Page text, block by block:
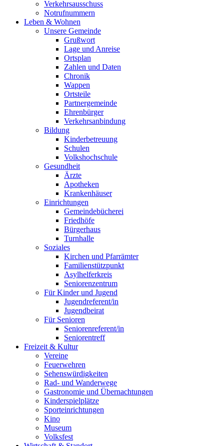
Verkehrsausschuss
Notrufnummern
Leben & Wohnen
Unsere Gemeinde
Grußwort
Lage und Anreise
Ortsplan
Zahlen und Daten
Chronik
Wappen
Ortsteile
Partnergemeinde
Ehrenbürger
Verkehrsanbindung
Bildung
Kinderbetreuung
Schulen
Volkshochschule
Gesundheit
Ärzte
Apotheken
Krankenhäuser
Einrichtungen
Gemeindebücherei
Friedhöfe
Bürgerhaus
Turnhalle
Soziales
Kirchen und Pfarrämter
Familienstützpunkt
Asylhelferkreis
Seniorenzentrum
Für Kinder und Jugend
Jugendreferent/in
Jugendbeirat
Für Senioren
Seniorenreferent/in
Seniorentreff
Freizeit & Kultur
Vereine
Feuerwehren
Sehenswürdigkeiten
Rad- und Wanderwege
Gastronomie und Übernachtungen
Kinderspielplätze
Sporteinrichtungen
Kino
Museum
Volksfest